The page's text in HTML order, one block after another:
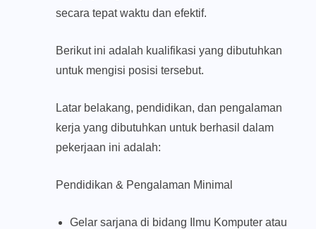
secara tepat waktu dan efektif.
Berikut ini adalah kualifikasi yang dibutuhkan
untuk mengisi posisi tersebut.
Latar belakang, pendidikan, dan pengalaman
kerja yang dibutuhkan untuk berhasil dalam
pekerjaan ini adalah:
Pendidikan & Pengalaman Minimal
Gelar sarjana di bidang Ilmu Komputer atau